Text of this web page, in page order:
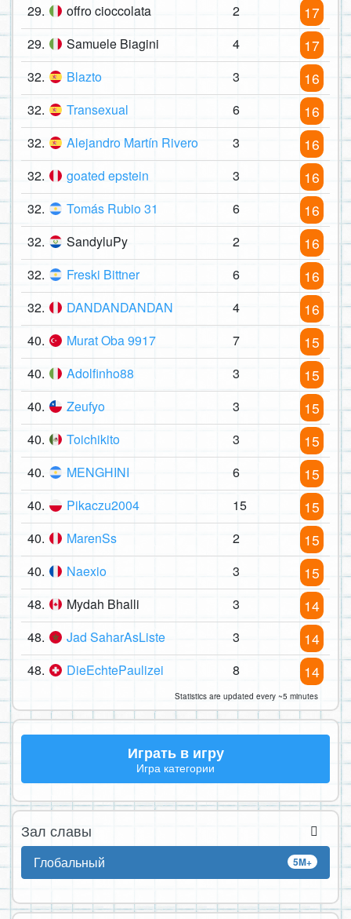
29. offro cioccolata 2 17
29. Samuele Biagini 4 17
32. Blazto 3 16
32. Transexual 6 16
32. Alejandro Martín Rivero 3 16
32. goated epstein 3 16
32. Tomás Rubio 31 6 16
32. SandyluPy 2 16
32. Freski Bittner 6 16
32. DANDANDANDAN 4 16
40. Murat Oba 9917 7 15
40. Adolfinho88 3 15
40. Zeufyo 3 15
40. Toichikito 3 15
40. MENGHINI 6 15
40. Pikaczu2004 15 15
40. MarenSs 2 15
40. Naexio 3 15
48. Mydah Bhalli 3 14
48. Jad SaharAsListe 3 14
48. DieEchtePaulizei 8 14
Statistics are updated every ~5 minutes
Играть в игру
Игра категории
Зал славы
5M+
Глобальный